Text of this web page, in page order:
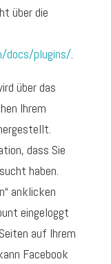
über die
docs/plugins/.
über das
Ihrem
dass Sie
haben.
anklicken
eingeloggt
auf Ihrem
Facebook